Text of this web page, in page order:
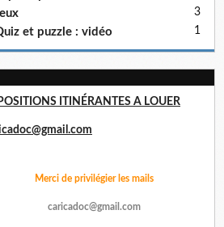
3
et puzzle : vidéo 1
ITINÉRANTES A LOUER
Merci de privilégier les mails
caricadoc@gmail.com